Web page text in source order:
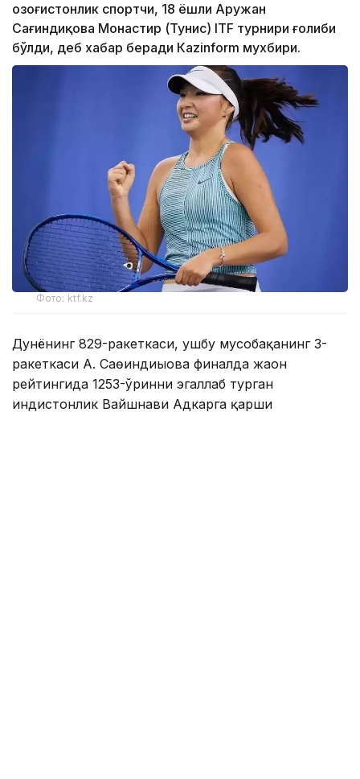
Қозоғистонлик спортчи, 18 ёшли Аружан
Сағиндиқова Монастир (Тунис) ITF турнири ғолиби
бўлди, деб хабар беради Каzinform мухбири.
Фото: ktf.kz
Дунёнинг 829-ракеткаси, ушбу мусобақанинг 3-
ракеткаси А. Саөиндиыова финалда жаҳон
рейтингида 1253-ўринни эгаллаб турган
ҳиндистонлик Вайшнави Адкарга қарши